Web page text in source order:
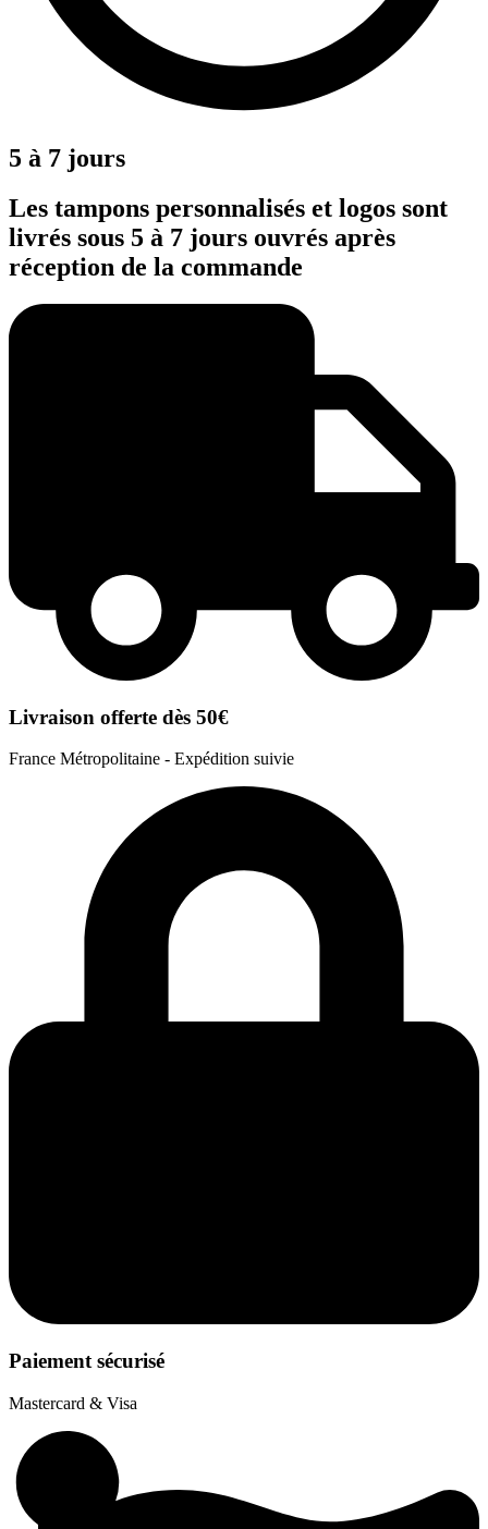
5 à 7 jours
Les tampons personnalisés et logos sont
livrés sous 5 à 7 jours ouvrés après
réception de la commande
Livraison offerte dès 50€
France Métropolitaine - Expédition suivie
Paiement sécurisé
Mastercard & Visa